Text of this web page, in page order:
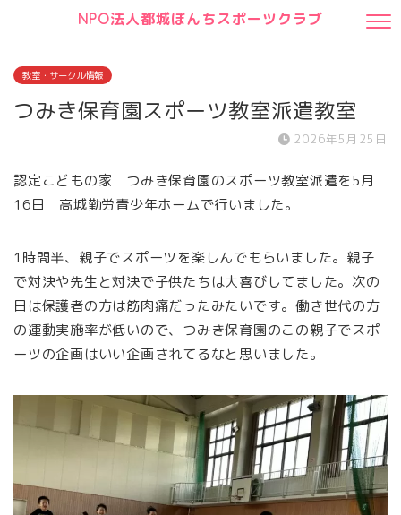
NPO法人都城ぼんちスポーツクラブ
教室・サークル情報
つみき保育園スポーツ教室派遣教室
2026年5月25日
認定こどもの家 つみき保育園のスポーツ教室派遣を5月
16日 高城勤労青少年ホームで行いました。
1時間半、親子でスポーツを楽しんでもらいました。親子
で対決や先生と対決で子供たちは大喜びしてました。次の
日は保護者の方は筋肉痛だったみたいです。働き世代の方
の運動実施率が低いので、つみき保育園のこの親子でスポ
ーツの企画はいい企画されてるなと思いました。